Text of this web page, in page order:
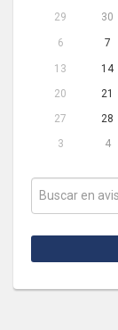
29 30
6 7
13 14
20
21
27
28
3
4